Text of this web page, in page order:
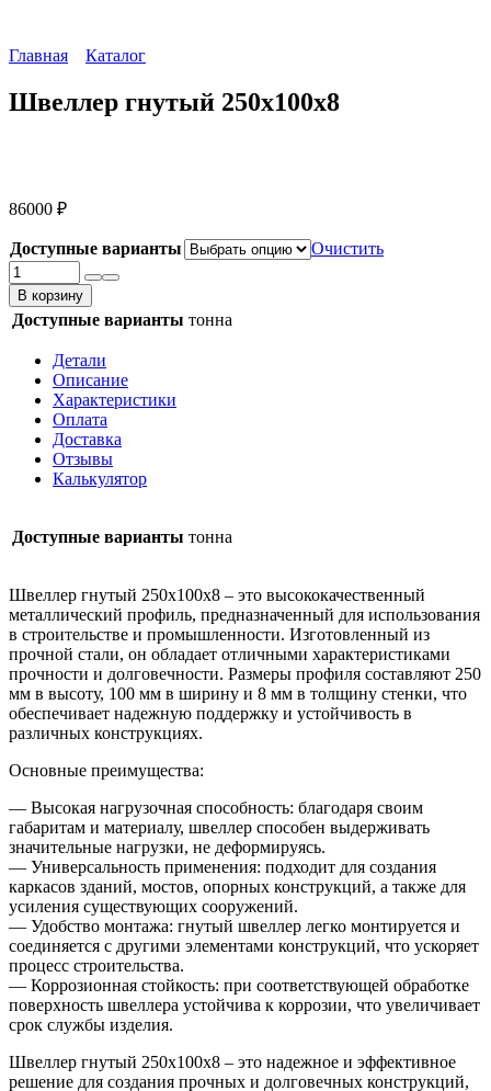
Главная Каталог
Швеллер гнутый 250х100х8
86000 ₽
Доступные варианты
Очистить
Количество
товара
Швеллер
гнутый
В корзину
Доступные варианты тонна
Детали
Описание
Характеристики
Оплата
Доставка
Отзывы
Калькулятор
Доступные варианты тонна
Швеллер гнутый 250х100х8 – это высококачественный
металлический профиль, предназначенный для использования
в строительстве и промышленности. Изготовленный из
прочной стали, он обладает отличными характеристиками
прочности и долговечности. Размеры профиля составляют 250
мм в высоту, 100 мм в ширину и 8 мм в толщину стенки, что
обеспечивает надежную поддержку и устойчивость в
различных конструкциях.
Основные преимущества:
— Высокая нагрузочная способность: благодаря своим
габаритам и материалу, швеллер способен выдерживать
значительные нагрузки, не деформируясь.
— Универсальность применения: подходит для создания
каркасов зданий, мостов, опорных конструкций, а также для
усиления существующих сооружений.
— Удобство монтажа: гнутый швеллер легко монтируется и
соединяется с другими элементами конструкций, что ускоряет
процесс строительства.
— Коррозионная стойкость: при соответствующей обработке
поверхность швеллера устойчива к коррозии, что увеличивает
срок службы изделия.
Швеллер гнутый 250х100х8 – это надежное и эффективное
решение для создания прочных и долговечных конструкций,